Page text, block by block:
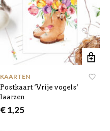
KAARTEN
Postkaart ‘Vrije vogels’
laarzen
€1,25